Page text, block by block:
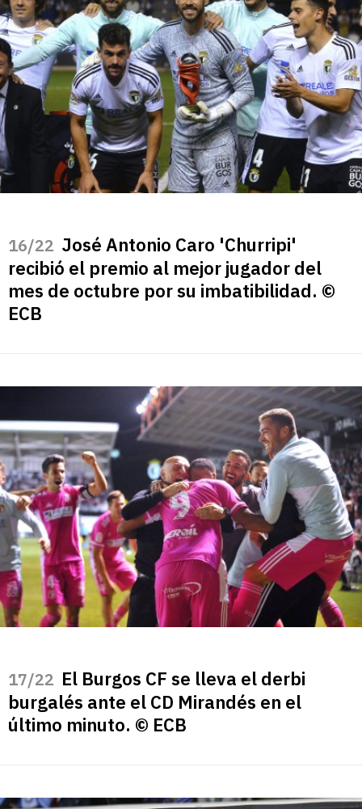
/22 José Antonio Caro 'Churripi'
recibió el premio al mejor jugador del
mes de octubre por su imbatibilidad. ©
ECB
/22 El Burgos CF se lleva el derbi
burgalés ante el CD Mirandés en el
último minuto. © ECB